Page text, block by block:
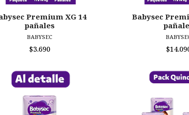
Premium XG 14
pañales
BABYSEC
$3.690
Babysec